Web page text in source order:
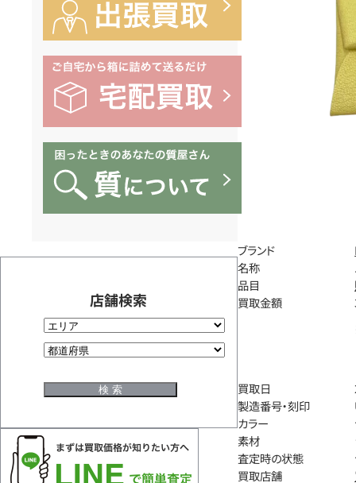
店舗検索
ブランド
名称
品目
買取金額
買取日
製造番号・刻印
カラー
素材
査定時の状態
買取店舗